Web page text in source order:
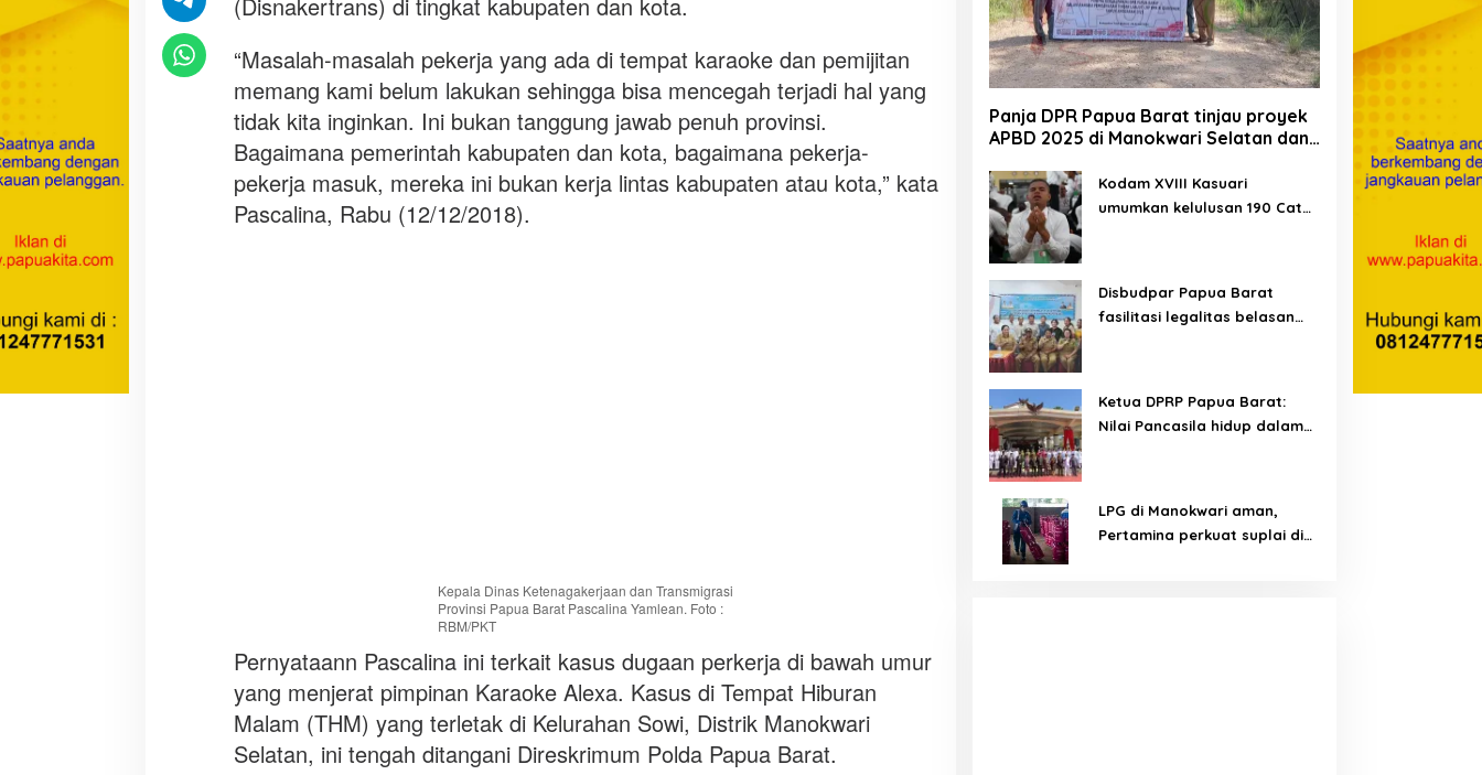
u
a
t
n
d
n
K
e
k
a
n
K
“Masalah-masalah pekerja yang ada di tempat karaoke dan pemijitan
memang kami belum lakukan sehingga bisa mencegah terjadi hal yang
tidak kita inginkan. Ini bukan tanggung jawab penuh provinsi.
Bagaimana pemerintah kabupaten dan kota, bagaimana pekerja-
pekerja masuk, mereka ini bukan kerja lintas kabupaten atau kota,” kata
Pascalina, Rabu (12/12/2018).
Kepala Dinas Ketenagakerjaan dan Transmigrasi
Provinsi Papua Barat Pascalina Yamlean. Foto :
RBM/PKT
Pernyataann Pascalina ini terkait kasus dugaan perkerja di bawah umur
yang menjerat pimpinan Karaoke Alexa. Kasus di Tempat Hiburan
Malam (THM) yang terletak di Kelurahan Sowi, Distrik Manokwari
Selatan, ini tengah ditangani Direskrimum Polda Papua Barat.
Panja DPR Papua Barat tinjau proyek
APBD 2025 di Manokwari Selatan dan
Kodam XVIII Kasuari
umumkan kelulusan 190 Cata
Disbudpar Papua Barat
fasilitasi legalitas belasan
Ketua DPRP Papua Barat:
Nilai Pancasila hidup dalam
LPG di Manokwari aman,
Pertamina perkuat suplai di